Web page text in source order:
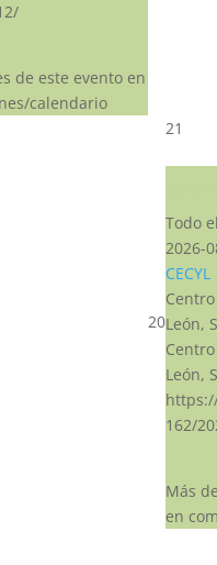
de este evento en
calendario
20
21
Todo
2026-
CECYL
León,
León,
162/
Más
en